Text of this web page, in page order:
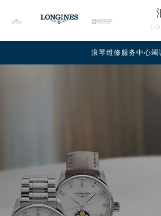
浪琴维修服务中心竭
联系我们